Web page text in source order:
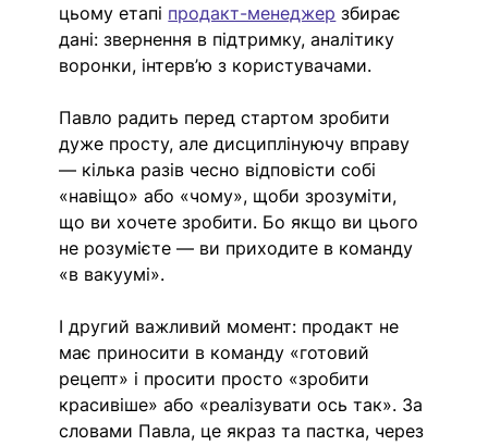
цьому етапі продакт-менеджер збирає
дані: звернення в підтримку, аналітику
воронки, інтерв’ю з користувачами.
Павло радить перед стартом зробити
дуже просту, але дисциплінуючу вправу
— кілька разів чесно відповісти собі
«навіщо» або «чому», щоби зрозуміти,
що ви хочете зробити. Бо якщо ви цього
не розумієте — ви приходите в команду
«в вакуумі».
І другий важливий момент: продакт не
має приносити в команду «готовий
рецепт» і просити просто «зробити
красивіше» або «реалізувати ось так». За
словами Павла, це якраз та пастка, через